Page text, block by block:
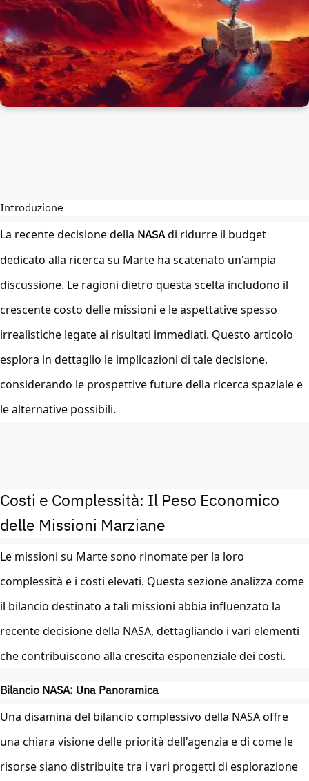
Introduzione
La recente decisione della NASAdi ridurre il budget
dedicato alla ricerca su Marte ha scatenato un'ampia
discussione. Le ragioni dietro questa scelta includono il
crescente costo delle missioni e le aspettative spesso
irrealistiche legate ai risultati immediati. Questo articolo
esplora in dettaglio le implicazioni di tale decisione,
considerando le prospettive future della ricerca spaziale e
le alternative possibili.
Costi e Complessità: Il Peso Economico
delle Missioni Marziane
Le missioni su Marte sono rinomate per la loro
complessità e i costi elevati. Questa sezione analizza come
il bilancio destinato a tali missioni abbia influenzato la
recente decisione della NASA, dettagliando i vari elementi
che contribuiscono alla crescita esponenziale dei costi.
Bilancio NASA: Una Panoramica
Una disamina del bilancio complessivo della NASA offre
una chiara visione delle priorità dell'agenzia e di come le
risorse siano distribuite tra i vari progetti di esplorazione